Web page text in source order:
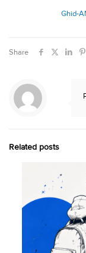
Ghid-
Share
Related posts